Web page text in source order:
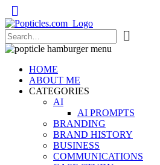
Popticles.com
HOME
ABOUT ME
CATEGORIES
AI
AI PROMPTS
BRANDING
BRAND HISTORY
BUSINESS
COMMUNICATIONS